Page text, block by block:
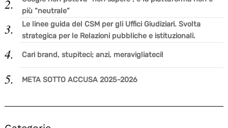
più “neutrale”
Le linee guida del CSM per gli Uffici Giudiziari. Svolta
strategica per le Relazioni pubbliche e istituzionali.
Cari brand, stupiteci; anzi, meravigliateci!
META SOTTO ACCUSA 2025-2026